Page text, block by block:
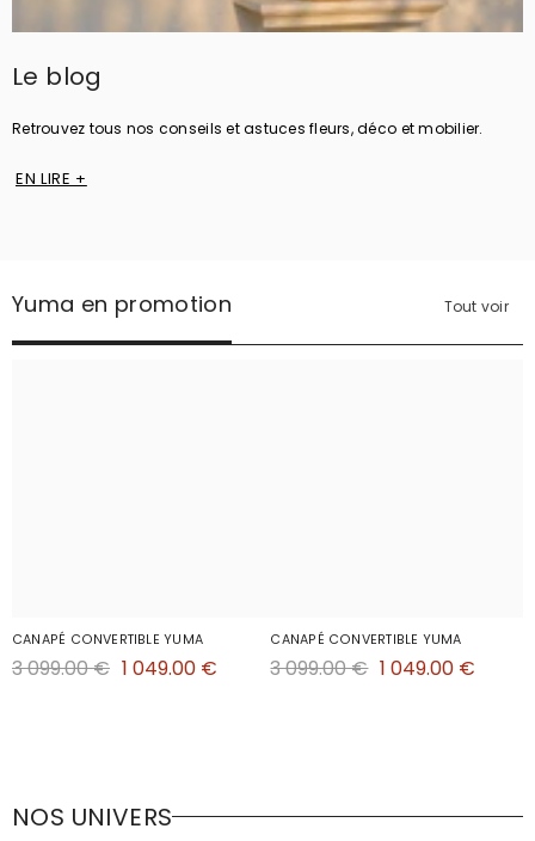
Le blog
Retrouvez tous nos conseils et astuces fleurs, déco et mobilier.
EN LIRE +
Yuma en promotion Tout voir
CANAPÉ CONVERTIBLE YUMA
3 099.00 € 1 049.00 €
CANAPÉ CONVERTIBLE YUMA
3 099.00 € 1 049.00 €
NOS UNIVERS